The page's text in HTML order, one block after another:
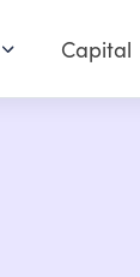
Capital